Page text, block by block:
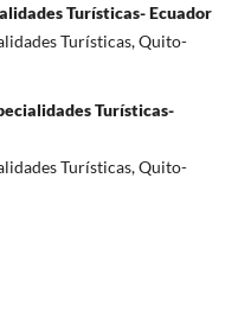
Turísticas- Ecuador
Turísticas, Quito-
Turísticas-
Turísticas, Quito-